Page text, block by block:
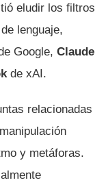
eludir los filtros
lenguaje,
Google, Claude
de xAI.
relacionadas
y metáforas.